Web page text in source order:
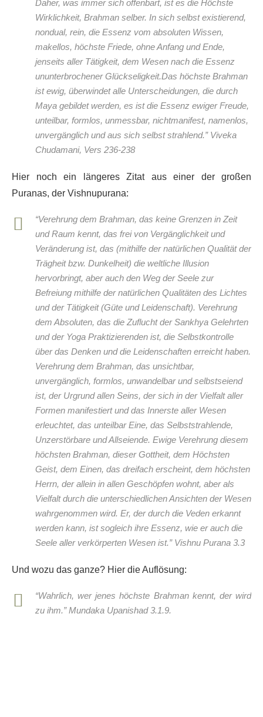
Daher, was immer sich offenbart, ist es die Höchste
Wirklichkeit, Brahman selber. In sich selbst existierend,
nondual, rein, die Essenz vom absoluten Wissen,
makellos, höchste Friede, ohne Anfang und Ende,
jenseits aller Tätigkeit, dem Wesen nach die Essenz
ununterbrochener Glückseligkeit.Das höchste Brahman
ist ewig, überwindet alle Unterscheidungen, die durch
Maya gebildet werden, es ist die Essenz ewiger Freude,
unteilbar, formlos, unmessbar, nichtmanifest, namenlos,
unvergänglich und aus sich selbst strahlend.” Viveka
Chudamani, Vers 236-238
Hier noch ein längeres Zitat aus einer der großen
Puranas, der Vishnupurana:
“Verehrung dem Brahman, das keine Grenzen in Zeit
und Raum kennt, das frei von Vergänglichkeit und
Veränderung ist, das (mithilfe der natürlichen Qualität der
Trägheit bzw. Dunkelheit) die weltliche Illusion
hervorbringt, aber auch den Weg der Seele zur
Befreiung mithilfe der natürlichen Qualitäten des Lichtes
und der Tätigkeit(Güte und Leidenschaft). Verehrung
dem Absoluten, das die Zuflucht der Sankhya Gelehrten
und der Yoga Praktizierenden ist, die Selbstkontrolle
über das Denken und die Leidenschaften erreicht haben.
Verehrung dem Brahman, das unsichtbar,
unvergänglich, formlos, unwandelbar und selbstseiend
ist, der Urgrund allen Seins, der sich in der Vielfalt aller
Formen manifestiert und das Innerste aller Wesen
erleuchtet, das unteilbar Eine, das Selbststrahlende,
Unzerstörbare und Allseiende. Ewige Verehrung diesem
höchsten Brahman, dieser Gottheit, dem Höchsten
Geist, dem Einen, das dreifach erscheint, dem höchsten
Herrn, der allein in allen Geschöpfen wohnt, aber als
Vielfalt durch die unterschiedlichen Ansichten der Wesen
wahrgenommen wird. Er, der durch die Veden erkannt
werden kann, ist sogleich ihre Essenz, wie er auch die
Seele aller verkörperten Wesen ist.” Vishnu Purana 3.3
Und wozu das ganze? Hier die Auflösung:
“Wahrlich, wer jenes höchste Brahman kennt, der wird
zu ihm.” Mundaka Upanishad 3.1.9.